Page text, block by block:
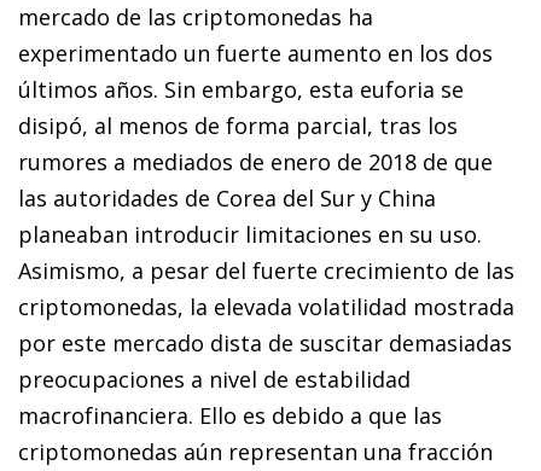
mercado de las criptomonedas ha
experimentado un fuerte aumento en los dos
últimos años. Sin embargo, esta euforia se
disipó, al menos de forma parcial, tras los
rumores a mediados de enero de 2018 de que
las autoridades de Corea del Sur y China
planeaban introducir limitaciones en su uso.
Asimismo, a pesar del fuerte crecimiento de las
criptomonedas, la elevada volatilidad mostrada
por este mercado dista de suscitar demasiadas
preocupaciones a nivel de estabilidad
macrofinanciera. Ello es debido a que las
criptomonedas aún representan una fracción